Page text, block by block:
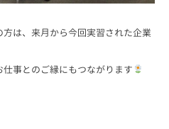
は、来月から今回実習された企業
事とのご縁にもつながります